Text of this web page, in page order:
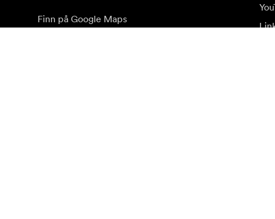
Finn på Google Maps